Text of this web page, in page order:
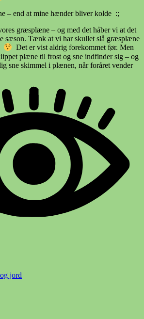
– end at mine hænder bliver kolde :;
græsplæne – og med det håber vi at det
sæson. Tænk at vi har skullet slå græsplæne
Det er vist aldrig forekommet før. Men
plæne til frost og sne indfinder sig – og
sne skimmel i plænen, når foråret vender
jord